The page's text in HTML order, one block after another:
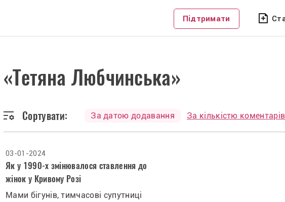
Підтримати
«Тетяна Любчинська»
Сортувати: За датою додавання За кількістю коментарів
03-01-2024
Як у 1990-х змінювалося ставлення до
жінок у Кривому Розі
Мами бігунів, тимчасові супутниці